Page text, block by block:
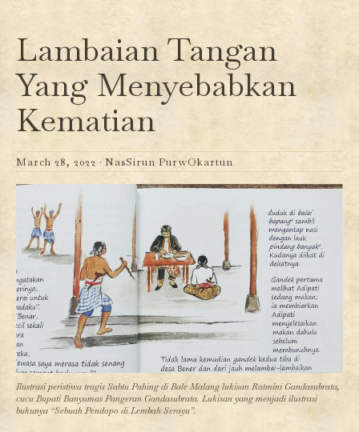
Lambaian Tangan
Yang Menyebabkan
Kematian
March 28, 2022 ·NasSirun PurwOkartun
Ilustrasi peristiwa tragis Sabtu Pahing di Bale Malang lukisan Ratmini Gandasubrata,
cucu Bupati Banyumas Pangeran Gandasubrata. Lukisan yang menjadi ilustrasi
bukunya “Sebuah Pendopo di Lembah Serayu”.